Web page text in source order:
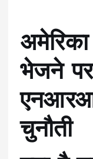
भेजने
चुनौती